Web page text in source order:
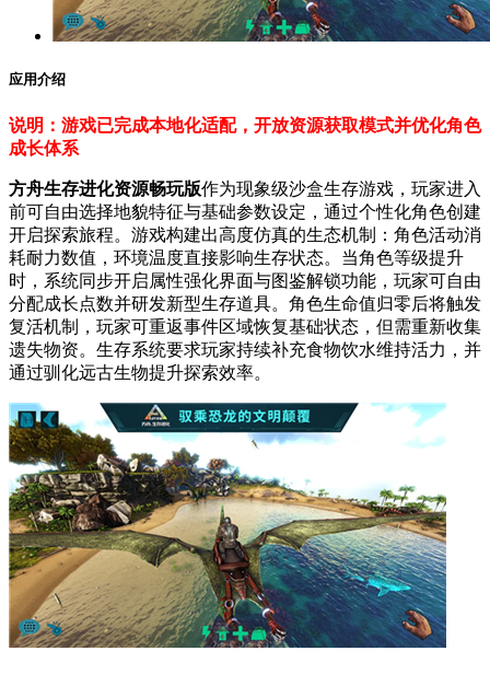
应用介绍
说明：游戏已完成本地化适配，开放资源获取模式并优化角色
成长体系
方舟生存进化资源畅玩版作为现象级沙盒生存游戏，玩家进入
前可自由选择地貌特征与基础参数设定，通过个性化角色创建
开启探索旅程。游戏构建出高度仿真的生态机制：角色活动消
耗耐力数值，环境温度直接影响生存状态。当角色等级提升
时，系统同步开启属性强化界面与图鉴解锁功能，玩家可自由
分配成长点数并研发新型生存道具。角色生命值归零后将触发
复活机制，玩家可重返事件区域恢复基础状态，但需重新收集
遗失物资。生存系统要求玩家持续补充食物饮水维持活力，并
通过驯化远古生物提升探索效率。